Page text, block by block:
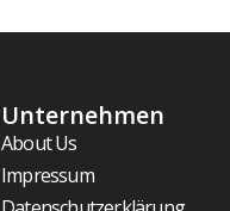
Unternehmen
About Us
Impressum